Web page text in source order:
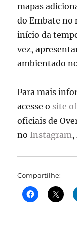
mapas
do Embate no
início da
vez,
ambientado
Para mais
acesse o site
oficiais de
no Instagram,
Compartilhe: